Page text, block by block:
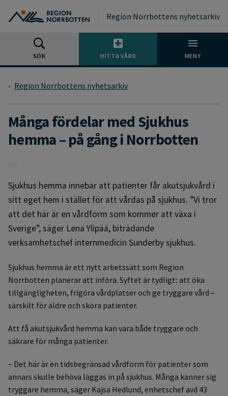
Region Norrbottens nyhetsarkiv
SÖK HITTA VÅRD MENY
Region Norrbottens nyhetsarkiv
Många fördelar med Sjukhus
hemma – på gång i Norrbotten
Sjukhus hemma innebär att patienter får akutsjukvård i
sitt eget hem i stället för att vårdas på sjukhus. ”Vi tror
att det här är en vårdform som kommer att växa i
Sverige”, säger Lena Ylipää, biträdande
verksamhetschef internmedicin Sunderby sjukhus.
Sjukhus hemma är ett nytt arbetssätt som Region
Norrbotten planerar att införa. Syftet är tydligt: att öka
tillgängligheten, frigöra vårdplatser och ge tryggare vård –
särskilt för äldre och sköra patienter.
Att få akutsjukvård hemma kan vara både tryggare och
säkrare för många patienter.
– Det här är en tidsbegränsad vårdform för patienter som
annars skulle behöva läggas in på sjukhus. Många känner sig
tryggare hemma, säger Kajsa Hedlund, enhetschef avd 43